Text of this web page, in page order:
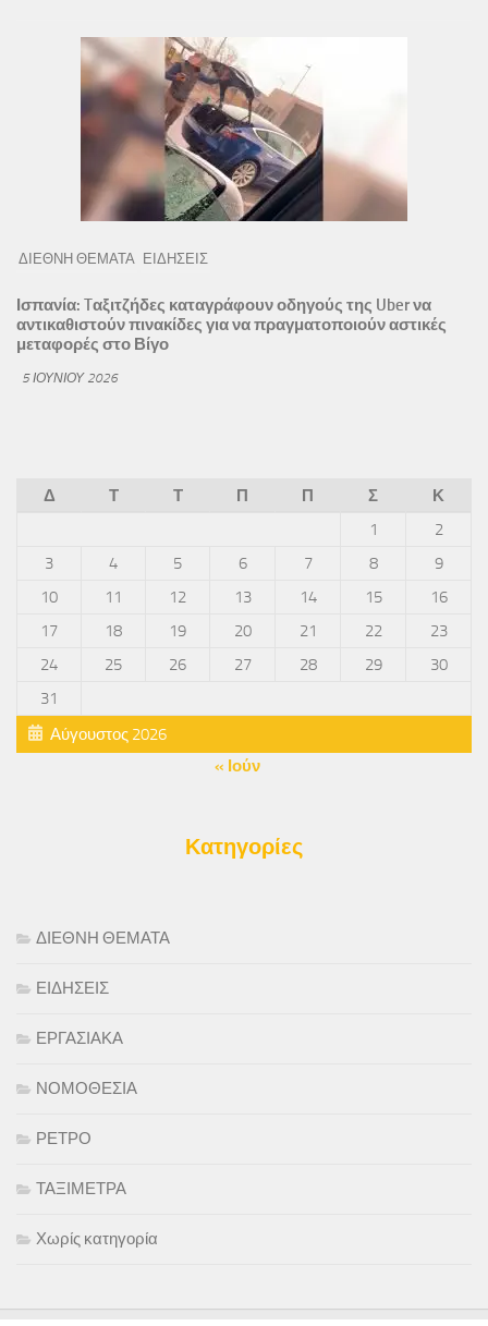
ΔΙΕΘΝΗ ΘΕΜΑΤΑ ΕΙΔΗΣΕΙΣ
Ισπανία: Tαξιτζήδες καταγράφουν οδηγούς της Uber να
αντικαθιστούν πινακίδες για να πραγματοποιούν αστικές
μεταφορές στο Βίγο
5 ΙΟΥΝΊΟΥ 2026
Αύγουστος 2026
Δ Τ Τ Π Π Σ
Κ
1
2
3
4 5 6 7 8
9
10
11 12 13 14 15
16
17
18 19 20 21 22
23
24
25 26 27 28 29
30
31
« Ιούν
Κατηγορίες
ΔΙΕΘΝΗ ΘΕΜΑΤΑ
ΕΙΔΗΣΕΙΣ
ΕΡΓΑΣΙΑΚΑ
ΝΟΜΟΘΕΣΙΑ
ΡΕΤΡΟ
ΤΑΞΙΜΕΤΡΑ
Χωρίς κατηγορία